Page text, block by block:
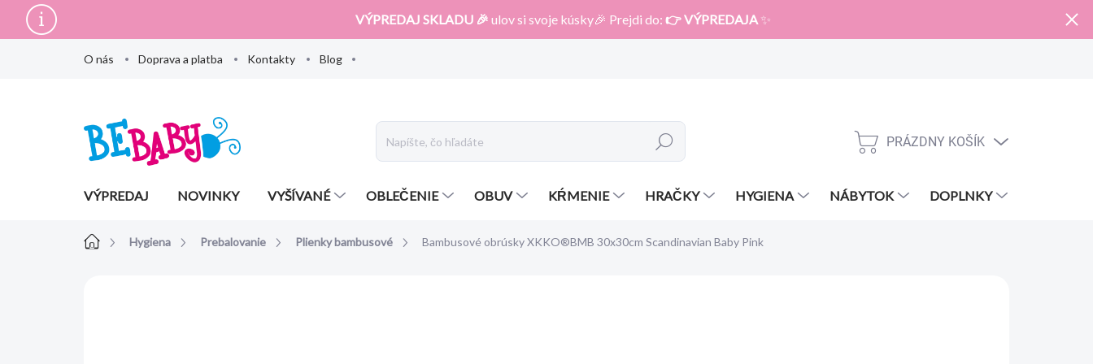
obsah
VÝPREDAJ SKLADU 🎉 ulov si svoje kúsky🎉 Prejdi do: 👉 VÝPREDAJA ✨
O nás Doprava a platba Kontakty Blog
Hľadať
NÁKUPNÝ
PRÁZDNY KOŠÍK
VÝPREDAJ NOVINKY VYŠÍVANÉ OBLEČENIE OBUV KŔMENIE HRAČKY HYGIENA NÁBYTOK DOPLNKY
DomovHygiena Prebalovanie Plienky bambusové Bambusové obrúsky XKKO®BMB 30x30cm Scandinavian Baby Pink